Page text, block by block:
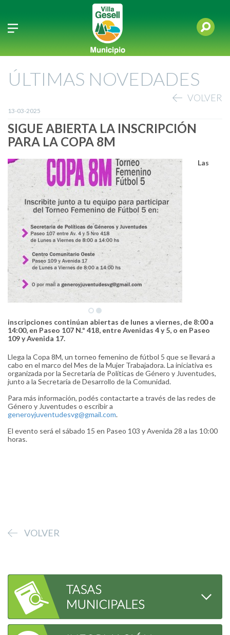
ÚLTIMAS NOVEDADES
VOLVER
13-03-2025
SIGUE ABIERTA LA INSCRIPCIÓN
PARA LA COPA 8M
Las
inscripciones continúan abiertas de lunes a viernes, de 8:00 a
14:00, en Paseo 107 N.º 418, entre Avenidas 4 y 5, o en Paseo
109 y Avenida 17.
Llega la Copa 8M, un torneo femenino de fútbol 5 que se llevará a
cabo en el marco del Mes de la Mujer Trabajadora. La iniciativa es
organizada por la Secretaría de Políticas de Género y Juventudes,
junto a la Secretaría de Desarrollo de la Comunidad.
Para más información, podés contactarte a través de las redes de
Género y Juventudes o escribir a
generoyjuventudesvg@gmail.com.
El evento será el sábado 15 en Paseo 103 y Avenida 28 a las 10:00
horas.
VOLVER